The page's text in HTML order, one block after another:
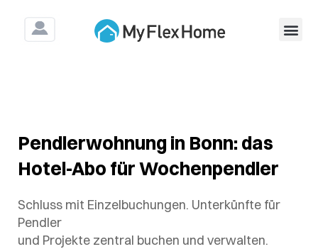
Pendlerwohnung in Bonn: das
Hotel-Abo für Wochenpendler
Schluss mit Einzelbuchungen. Unterkünfte für
Pendler
und Projekte zentral buchen und verwalten.